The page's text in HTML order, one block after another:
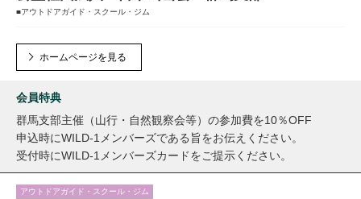
■アウトドアガイド・スクール・ジム
ホームページを見る
会員特典
群馬支部主催（山行・自然観察会等）の参加費を10％OFF
申込時にWILD-1メンバーズである旨をお伝えください。
受付時にWILD-1メンバーズカードをご提示ください。
アウトドアガイド・スクール・ジム